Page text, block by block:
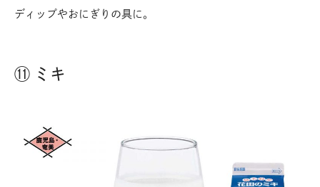
ディップやおにぎりの具に。
⑪ ミキ